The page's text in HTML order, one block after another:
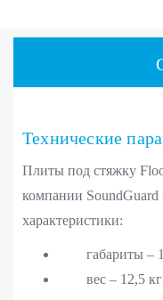
Технические
Плиты под стяжку
компании
характеристики:
габариты –
вес – 12,5